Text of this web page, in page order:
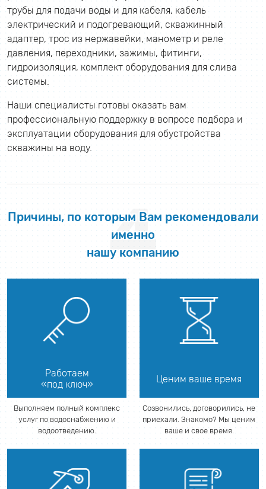
трубы для подачи воды и для кабеля, кабель
электрический и подогревающий, скважинный
адаптер, трос из нержавейки, манометр и реле
давления, переходники, зажимы, фитинги,
гидроизоляция, комплект оборудования для слива
системы.
Наши специалисты готовы оказать вам
профессиональную поддержку в вопросе подбора и
эксплуатации оборудования для обустройства
скважины на воду.
Причины, по которым Вам рекомендовали
именно
нашу компанию
4
Работаем
«под ключ»
Выполняем полный комплекс
услуг по водоснабжению и
водоотведению.
Ценим ваше время
Созвонились, договорились, не
приехали. Знакомо? Мы ценим
ваше и свое время.